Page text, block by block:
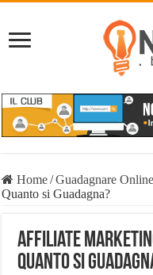
Home/Guadagnare Online
Quanto si Guadagna?
Affiliate
Quanto si